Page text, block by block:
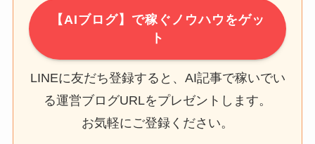
【AIブログ】で稼ぐノウハウをゲッ
ト
LINEに友だち登録すると、AI記事で稼いでい
る運営ブログURLをプレゼントします。
お気軽にご登録ください。